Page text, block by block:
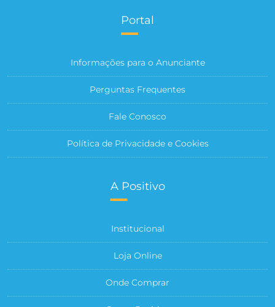
Portal
Informações para o Anunciante
Perguntas Frequentes
Fale Conosco
Política de Privacidade e Cookies
A Positivo
Institucional
Loja Online
Onde Comprar